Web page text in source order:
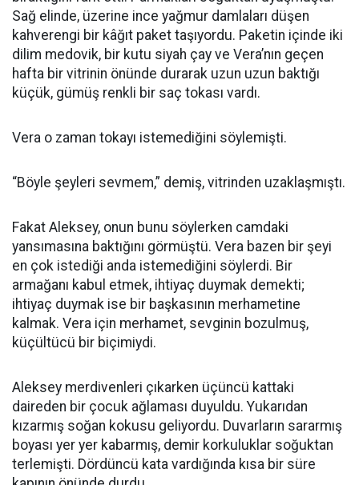
Sağ elinde, üzerine ince yağmur damlaları düşen
kahverengi bir kâğıt paket taşıyordu. Paketin içinde iki
dilim medovik, bir kutu siyah çay ve Vera’nın geçen
hafta bir vitrinin önünde durarak uzun uzun baktığı
küçük, gümüş renkli bir saç tokası vardı.
Vera o zaman tokayı istemediğini söylemişti.
“Böyle şeyleri sevmem,” demiş, vitrinden uzaklaşmıştı.
Fakat Aleksey, onun bunu söylerken camdaki
yansımasına baktığını görmüştü. Vera bazen bir şeyi
en çok istediği anda istemediğini söylerdi. Bir
armağanı kabul etmek, ihtiyaç duymak demekti;
ihtiyaç duymak ise bir başkasının merhametine
kalmak. Vera için merhamet, sevginin bozulmuş,
küçültücü bir biçimiydi.
Aleksey merdivenleri çıkarken üçüncü kattaki
daireden bir çocuk ağlaması duyuldu. Yukarıdan
kızarmış soğan kokusu geliyordu. Duvarların sararmış
boyası yer yer kabarmış, demir korkuluklar soğuktan
terlemişti. Dördüncü kata vardığında kısa bir süre